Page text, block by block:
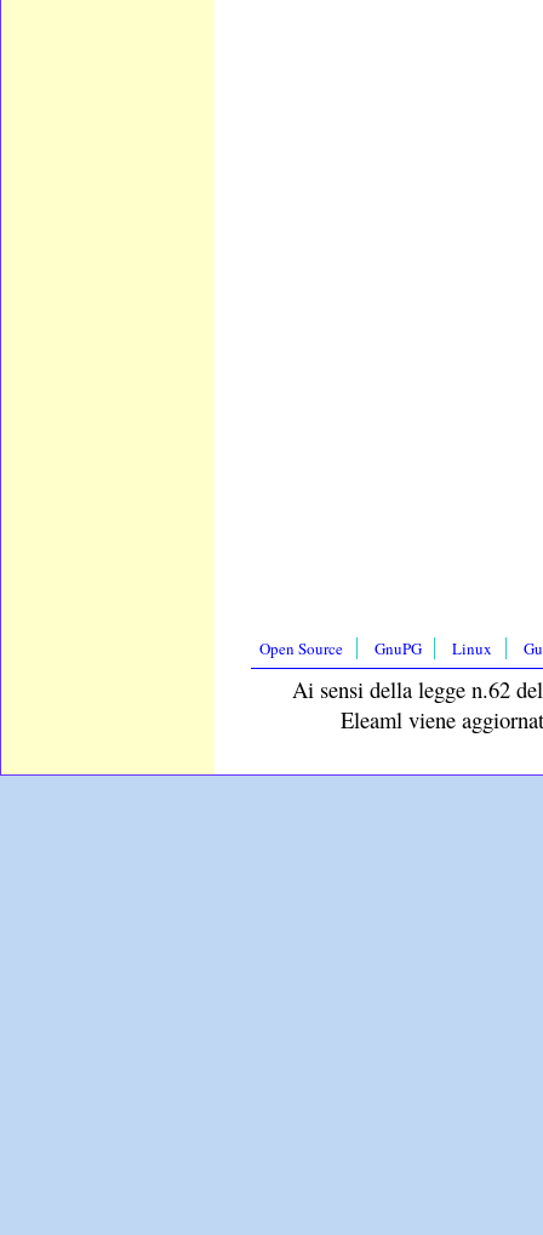
Open Source GnuPG Linux
Ai sensi della legge n.62
Eleaml viene